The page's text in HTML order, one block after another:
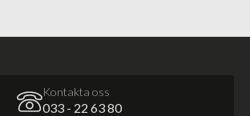
Kontakta oss
033 - 22 63 80